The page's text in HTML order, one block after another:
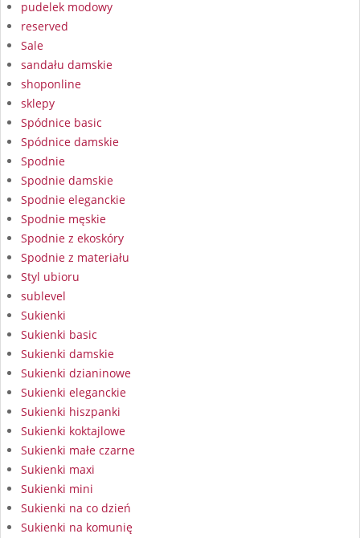
pudelek modowy
reserved
Sale
sandału damskie
shoponline
sklepy
Spódnice basic
Spódnice damskie
Spodnie
Spodnie damskie
Spodnie eleganckie
Spodnie męskie
Spodnie z ekoskóry
Spodnie z materiału
Styl ubioru
sublevel
Sukienki
Sukienki basic
Sukienki damskie
Sukienki dzianinowe
Sukienki eleganckie
Sukienki hiszpanki
Sukienki koktajlowe
Sukienki małe czarne
Sukienki maxi
Sukienki mini
Sukienki na co dzień
Sukienki na komunię